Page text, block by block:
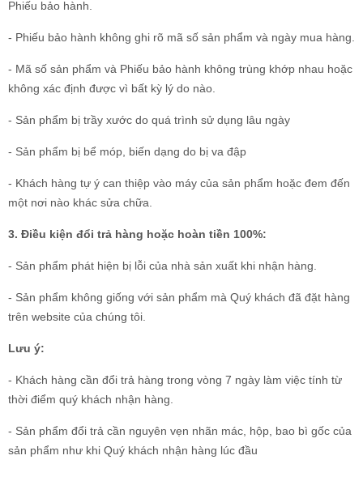
Phiếu bảo hành.
- Phiếu bảo hành không ghi rõ mã số sản phẩm và ngày mua hàng.
- Mã số sản phẩm và Phiếu bảo hành không trùng khớp nhau hoặc
không xác định được vì bất kỳ lý do nào.
- Sản phẩm bị trầy xước do quá trình sử dụng lâu ngày
- Sản phẩm bị bể móp, biến dạng do bị va đập
- Khách hàng tự ý can thiệp vào máy của sản phẩm hoặc đem đến
một nơi nào khác sửa chữa.
3. Điều kiện đổi trả hàng hoặc hoàn tiền 100%:
- Sản phẩm phát hiện bị lỗi của nhà sản xuất khi nhận hàng.
- Sản phẩm không giống với sản phẩm mà Quý khách đã đặt hàng
trên website của chúng tôi.
Lưu ý:
- Khách hàng cần đổi trả hàng trong vòng 7 ngày làm việc tính từ
thời điểm quý khách nhận hàng.
- Sản phẩm đổi trả cần nguyên vẹn nhãn mác, hộp, bao bì gốc của
sản phẩm như khi Quý khách nhận hàng lúc đầu